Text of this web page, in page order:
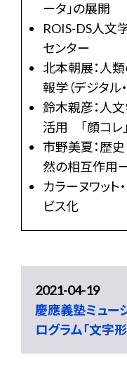
ータ」の展開
ROIS-DS人文
センター
北本朝展：人
報学（デジタル
鈴木親彦：人
活用 「顔コレ
市野美夏：歴
然の相互作用
カラーヌワット
ビス化
2021-04-19
慶應義塾ミュー
ログラム「文字